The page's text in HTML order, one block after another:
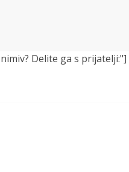
Delite ga s prijatelji:"]